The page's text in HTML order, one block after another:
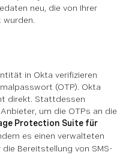
neu, die von Ihrer
wurden.
in Okta verifizieren
(OTP). Okta
direkt. Stattdessen
um die OTPs an die
Protection Suite für
es einen verwalteten
Bereitstellung von SMS-